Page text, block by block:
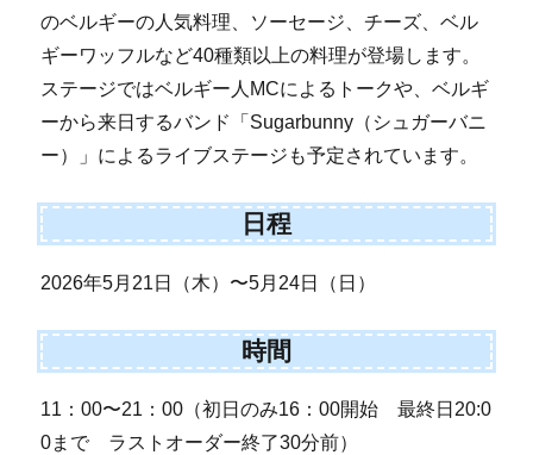
のベルギーの人気料理、ソーセージ、チーズ、ベル
ギーワッフルなど40種類以上の料理が登場します。
ステージではベルギー人MCによるトークや、ベルギ
ーから来日するバンド「Sugarbunny（シュガーバニ
ー）」によるライブステージも予定されています。
日程
2026年5月21日（木）〜5月24日（日）
時間
11：00〜21：00（初日のみ16：00開始 最終日20:0
0まで ラストオーダー終了30分前）